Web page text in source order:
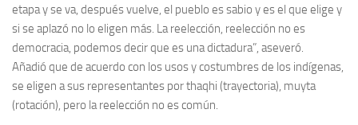
etapa y se va, después vuelve, el pueblo es sabio y es el que elige y
si se aplazó no lo eligen más. La reelección, reelección no es
democracia, podemos decir que es una dictadura”, aseveró.
Añadió que de acuerdo con los usos y costumbres de los indígenas,
se eligen a sus representantes por thaqhi (trayectoria), muyta
(rotación), pero la reelección no es común.